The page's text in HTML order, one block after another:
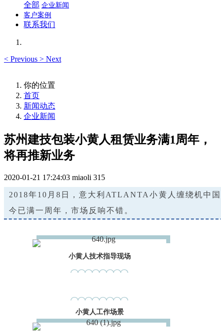
全部 企业新闻
客户案例
联系我们
< Previous > Next
你的位置
首页
新闻动态
企业新闻
苏州建技包装小黄人租赁业务满1周年，
将再推新业务
2020-01-21 17:24:03 miaoli 315
201 8年10 月8 日 ，意大利 ATL ANTA小黄 人 缠绕机中 国
今 已满一 周 年 ， 市场 反 响不错 。
小黄人技术指导现场
小黄人工作场景